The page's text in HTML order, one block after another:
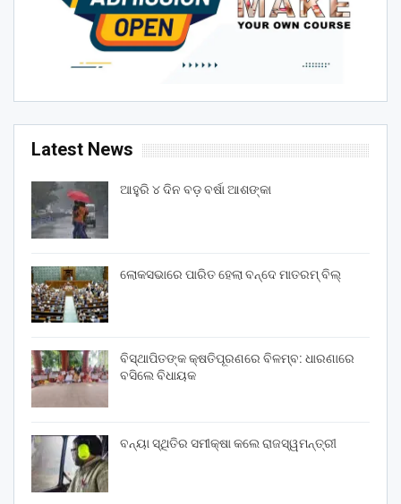
Latest News
ଆହୁରି ୪ ଦିନ ବଡ଼ ବର୍ଷା ଆଶଙ୍କା
ଲୋକସଭାରେ ପାରିତ ହେଲା ବନ୍ଦେ ମାତରମ୍‌ ବିଲ୍‌
ବିସ୍ଥାପିତଙ୍କ କ୍ଷତିପୂରଣରେ ବିଳମ୍ବ: ଧାରଣାରେ
ବସିଲେ ବିଧାୟକ
ବନ୍ୟା ସ୍ଥିତିର ସମୀକ୍ଷା କଲେ ରାଜସ୍ୱମନ୍ତ୍ରୀ